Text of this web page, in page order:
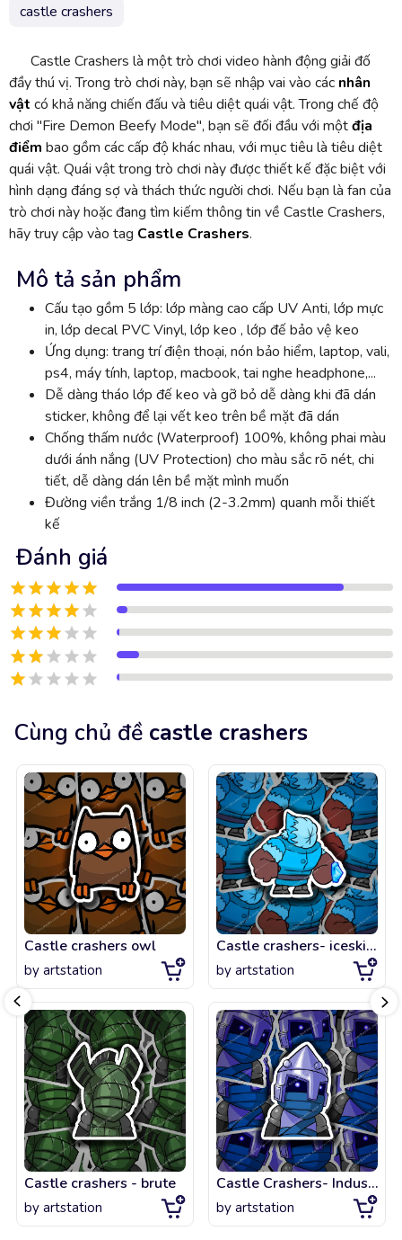
castle crashers
Castle Crashers là một trò chơi video hành động giải đố
đầy thú vị. Trong trò chơi này, bạn sẽ nhập vai vào các nhân
vật có khả năng chiến đấu và tiêu diệt quái vật. Trong chế độ
chơi "Fire Demon Beefy Mode", bạn sẽ đối đầu với mộtđịa
điểm bao gồm các cấp độ khác nhau, với mục tiêu là tiêu diệt
quái vật. Quái vật trong trò chơi này được thiết kế đặc biệt với
hình dạng đáng sợ và thách thức người chơi. Nếu bạn là fan của
trò chơi này hoặc đang tìm kiếm thông tin về Castle Crashers,
hãy truy cập vào tag Castle Crashers.
Mô tả sản phẩm
Cấu tạo gồm 5 lớp: lớp màng cao cấp UV Anti, lớp mực
in, lớp decal PVC Vinyl, lớp keo , lớp đế bảo vệ keo
Ứng dụng: trang trí điện thoại, nón bảo hiểm, laptop, vali,
ps4, máy tính, laptop, macbook, tai nghe headphone,...
Dễ dàng tháo lớp đế keo và gỡ bỏ dễ dàng khi đã dán
sticker, không để lại vết keo trên bề mặt đã dán
Chống thấm nước (Waterproof) 100%, không phai màu
dưới ánh nắng (UV Protection) cho màu sắc rõ nét, chi
tiết, dễ dàng dán lên bề mặt mình muốn
Đường viền trắng 1/8 inch (2-3.2mm) quanh mỗi thiết
kế
Đánh giá
Cùng chủ đề castle crashers
Castle crashers owl
by artstation
Castle crashers - brute
by artstation
Castle crashers- iceskimo beefy
by artstation
Castle Crashers- Industrialist
by artstation